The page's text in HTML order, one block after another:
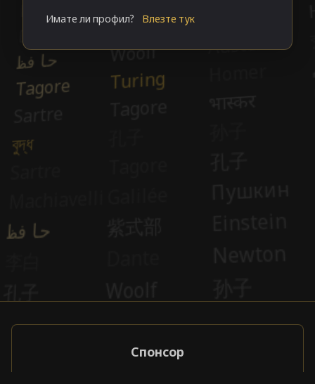
Имате ли профил? Влезте тук
Спонсор